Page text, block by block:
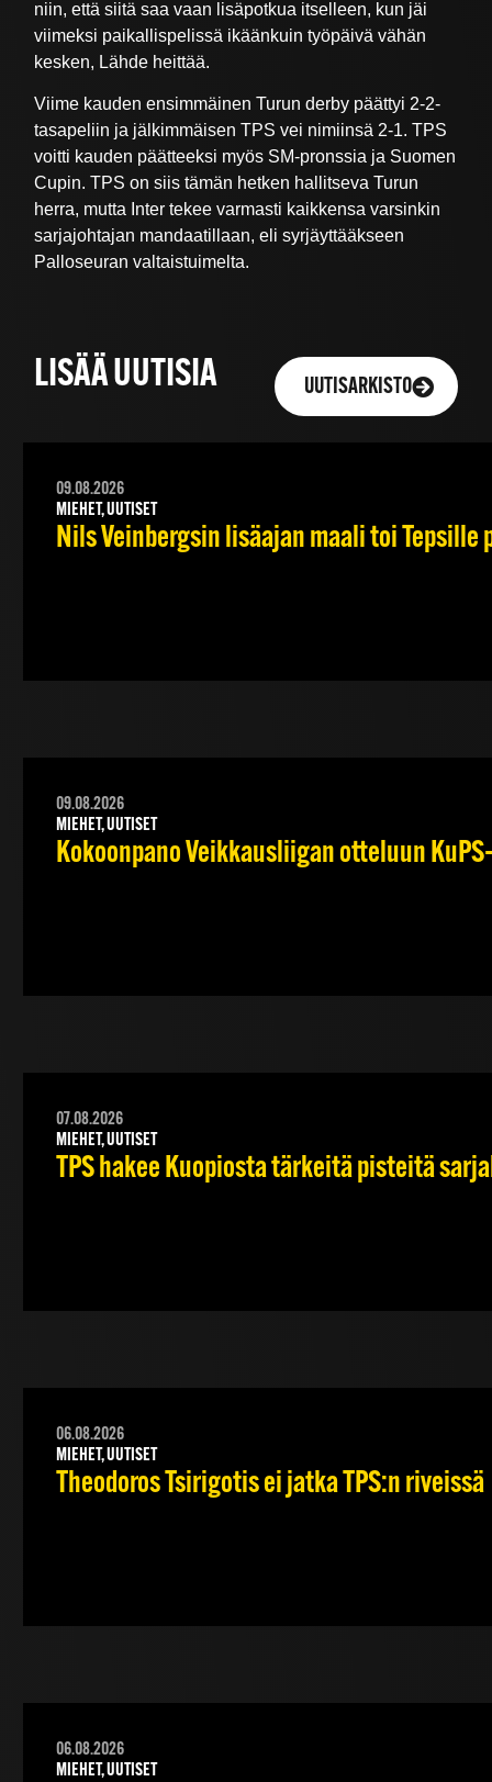
niin, että siitä saa vaan lisäpotkua itselleen, kun jäi
viimeksi paikallispelissä ikäänkuin työpäivä vähän
kesken, Lähde heittää.
Viime kauden ensimmäinen Turun derby päättyi 2-2-
tasapeliin ja jälkimmäisen TPS vei nimiinsä 2-1. TPS
voitti kauden päätteeksi myös SM-pronssia ja Suomen
Cupin. TPS on siis tämän hetken hallitseva Turun
herra, mutta Inter tekee varmasti kaikkensa varsinkin
sarjajohtajan mandaatillaan, eli syrjäyttääkseen
Palloseuran valtaistuimelta.
LISÄÄ UUTISIA UUTISARKISTO
09.08.2026
MIEHET, UUTISET
Nils Veinbergsin lisäajan maali toi Tepsille
09.08.2026
MIEHET, UUTISET
Kokoonpano Veikkausliigan otteluun
07.08.2026
MIEHET, UUTISET
TPS hakee Kuopiosta tärkeitä pisteitä
06.08.2026
MIEHET, UUTISET
Theodoros Tsirigotis ei jatka TPS:n riveissä
06.08.2026
MIEHET, UUTISET